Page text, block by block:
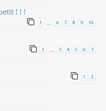
! ! !
1 6 7 8 9 10
1 3 4 5 6 7
1 2